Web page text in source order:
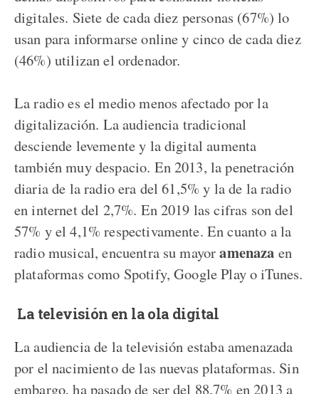
digitales. Siete de cada diez personas (67%) lo
usan para informarse online y cinco de cada diez
(46%) utilizan el ordenador.
La radio es el medio menos afectado por la
digitalización. La audiencia tradicional
desciende levemente y la digital aumenta
también muy despacio. En 2013, la penetración
diaria de la radio era del 61,5% y la de la radio
en internet del 2,7%. En 2019 las cifras son del
57% y el 4,1% respectivamente. En cuanto a la
radio musical, encuentra su mayoramenaza en
plataformas como Spotify, Google Play o iTunes.
La televisión en la ola digital
La audiencia de la televisión estaba amenazada
por el nacimiento de las nuevas plataformas. Sin
embargo, ha pasado de ser del 88,7% en 2013 a